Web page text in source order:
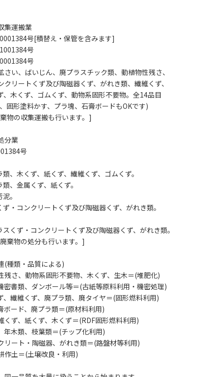
集運搬業
号[積替え・保管を含みます]
号
号
さい、ばいじん、廃プラスチック類、動植物性残さ、
クリートくず及び陶磁器くず、がれき類、繊維くず、
、木くず、ゴムくず、動物系固形不要物。全14品目
固形塗料かす、プラ塊、石膏ボードもOKです)
物の収集運搬も行います。]
分業
号
木くず、紙くず、繊維くず、ゴムくず。
金属くず、紙くず。
。
コンクリートくず及び陶磁器くず、がれき類。
ず・コンクリートくず及び陶磁器くず、がれき類。
棄物の処分も行います。]
種類・品質による)
残さ、動物系固形不要物、木くず、生木＝(堆肥化)
密書類、ダンボール等＝(古紙等原料利用・機密処理)
繊維くず、廃プラ類、廃タイヤ＝(固形燃料利用)
ボード、廃プラ類＝(原材料利用)
ず、紙くず、木くず＝(RDF固形燃料利用)
年木類、枝葉類＝(チップ化利用)
リート・陶磁器、がれき類＝(路盤材等利用)
作土＝(土壌改良・利用)